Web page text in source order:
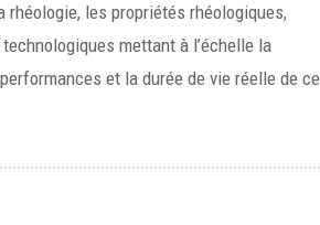
les propriétés rhéologiques,
mettant à l’échelle la
et la durée de vie réelle de ce